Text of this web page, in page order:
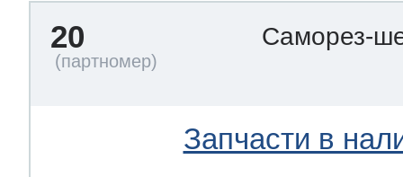
20 Саморез-
Запчасти в